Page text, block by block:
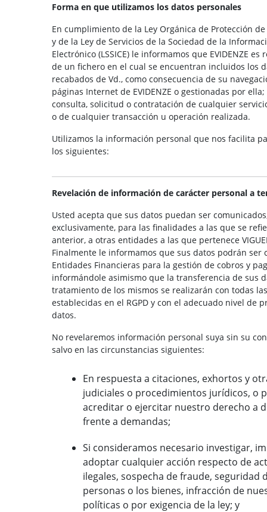
Forma en que utilizamos los datos personales
En cumplimiento de la Ley Orgánica de Protección de
y de la Ley de Servicios de la Sociedad de la
Electrónico (LSSICE) le informamos que EVIDENZE es
de un fichero en el cual se encuentran incluidos los
recabados de Vd., como consecuencia de su
páginas Internet de EVIDENZE o gestionadas por
consulta, solicitud o contratación de cualquier
o de cualquier transacción u operación realizada.
Utilizamos la información personal que nos facilita
los siguientes:
Revelación de información de carácter personal a
Usted acepta que sus datos puedan ser
exclusivamente, para las finalidades a las que se
anterior, a otras entidades a las que pertenece
Finalmente le informamos que sus datos podrán ser
Entidades Financieras para la gestión de cobros y
informándole asimismo que la transferencia de sus
tratamiento de los mismos se realizarán con todas
establecidas en el RGPD y con el adecuado nivel de
datos.
No revelaremos información personal suya sin su
salvo en las circunstancias siguientes:
En respuesta a citaciones, exhortos y
judiciales o procedimientos jurídicos, o
acreditar o ejercitar nuestro derecho a
frente a demandas;
Si consideramos necesario investigar,
adoptar cualquier acción respecto de
ilegales, sospecha de fraude, seguridad
personas o los bienes, infracción de
políticas o por exigencia de la ley; y